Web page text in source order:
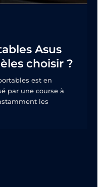
Asus
choisir ?
est en
par une course à
les